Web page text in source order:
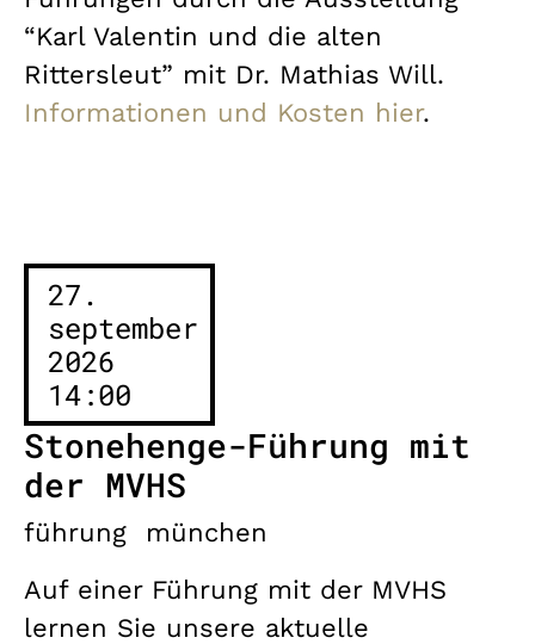
“Karl Valentin und die alten
Rittersleut” mit Dr. Mathias Will.
Informationen und Kosten hier.
27.
september
2026
14:00
Stonehenge-Führung mit
der MVHS
führung
münchen
Auf einer Führung mit der MVHS
lernen Sie unsere aktuelle